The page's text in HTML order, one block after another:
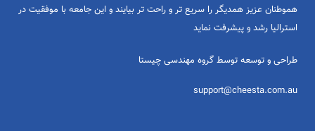
هموطنان عزیز همدیگر را سریع تر و راحت تر بیایند و این جامعه با موفقیت در
استرالیا رشد و پیشرفت نماید
طراحی و توسعه توسط گروه مهندسی چیستا
support@cheesta.com.au